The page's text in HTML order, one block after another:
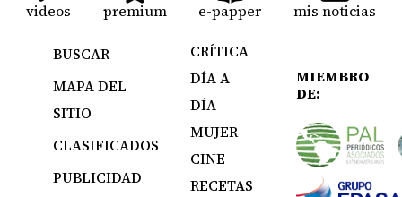
videos premium e-papper mis noticias
BUSCAR
MAPA DEL
SITIO
CLASIFICADOS
PUBLICIDAD
CRÍTICA
DÍA A
DÍA
MUJER
CINE
RECETAS
MIEMBRO
DE: